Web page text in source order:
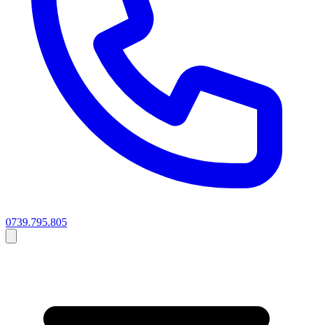
0739.795.805